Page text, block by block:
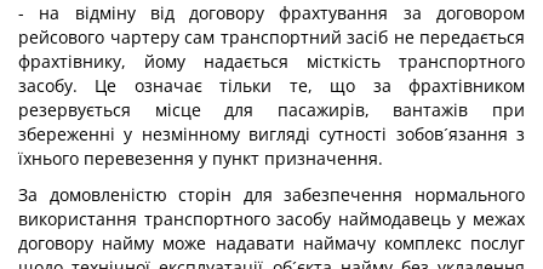
- на відміну від договору фрахтування за договором
рейсового чартеру сам транспортний засіб не передається
фрахтівнику, йому надається місткість транспортного
засобу. Це означає тільки те, що за фрахтівником
резервується місце для пасажирів, вантажів при
збереженні у незмінному вигляді сутності зобов´язання з
їхнього перевезення у пункт призначення.
За домовленістю сторін для забезпечення нормального
використання транспортного засобу наймодавець у межах
договору найму може надавати наймачу комплекс послуг